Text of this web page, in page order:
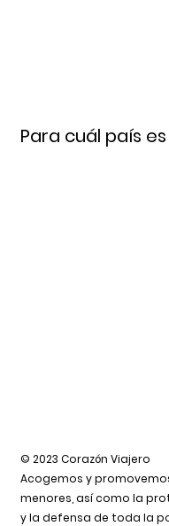
Para cuál país
© 2023 Corazón Viajero
Acogemos y
menores, así como la
y la defensa de toda la